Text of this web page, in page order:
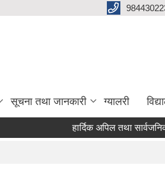
सूचना तथा जानकारी ग्यालरी
हार्दिक अपिल तथा